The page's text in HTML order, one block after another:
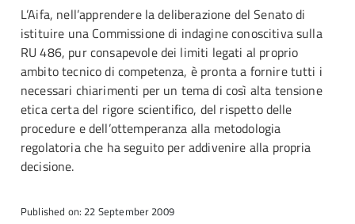
L’Aifa, nell’apprendere la deliberazione del Senato di
istituire una Commissione di indagine conoscitiva sulla
RU 486, pur consapevole dei limiti legati al proprio
ambito tecnico di competenza, è pronta a fornire tutti i
necessari chiarimenti per un tema di così alta tensione
etica certa del rigore scientifico, del rispetto delle
procedure e dell’ottemperanza alla metodologia
regolatoria che ha seguito per addivenire alla propria
decisione.
Published on: 22 September 2009